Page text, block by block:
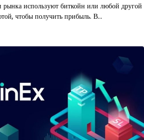
рынка используют биткойн или любой другой
чтобы получить прибыль. В…